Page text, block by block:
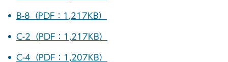
B-8（PDF：1,217KB）
C-2（PDF：1,217KB）
C-4（PDF：1,207KB）